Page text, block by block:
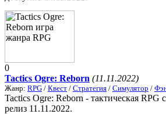
0
Tactics Ogre: Reborn (11.11.2022)
Жанр: RPG / Квест / Стратегия / Симулятор /
Tactics Ogre: Reborn - тактическая
релиз 11.11.2022.